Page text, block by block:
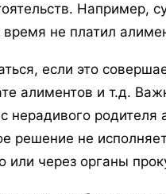
Например,
время не платил
если это
алиментов и т.д.
нерадивого
решение не
или через органы